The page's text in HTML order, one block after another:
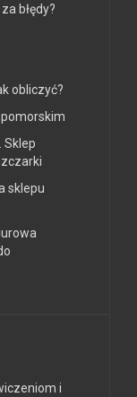
błędy?
obliczyć?
Sklep
sklepu
i